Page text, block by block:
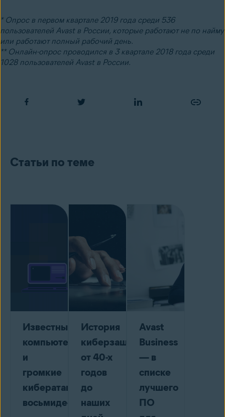
* Опрос в первом квартале 2019 года среди 536
пользователей Avast в России, которые работают не по найму
или работают полный рабочий день.
** Онлайн-опрос проводился в 3 квартале 2018 года среди
1028 пользователей Avast в России.
Статьи по теме
Известные
компьютеры
и
громкие
кибератаки
восьмидесятых
История
киберзащиты:
от 40-х
годов
до
наших
Avast
Business
— в
списке
лучшего
ПО